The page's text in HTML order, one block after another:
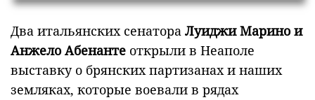
Два итальянских сенатора Луиджи Марино и
Анжело Абенанте открыли в Неаполе
выставку о брянских партизанах и наших
земляках, которые воевали в рядах